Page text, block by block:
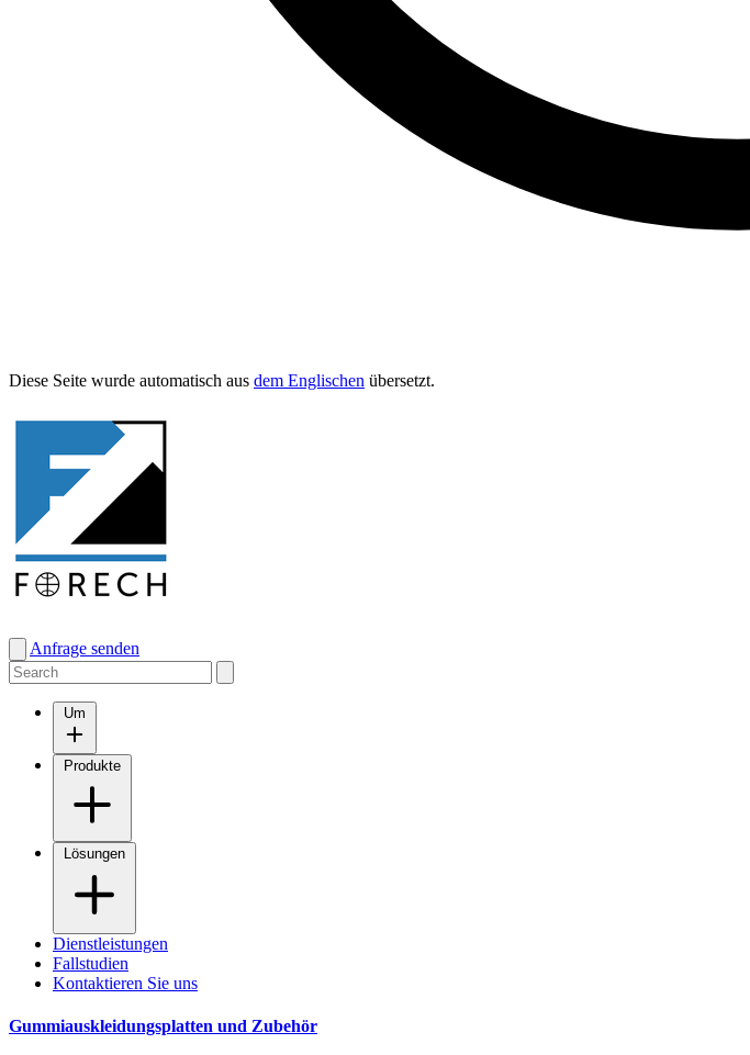
Diese Seite wurde automa­tisch aus dem Englis­chen übersetzt.
Anfrage senden
Dienstleistungen
Fallstudien
Kontaktieren Sie uns
Gummiauskleidungsplatten und Zubehör